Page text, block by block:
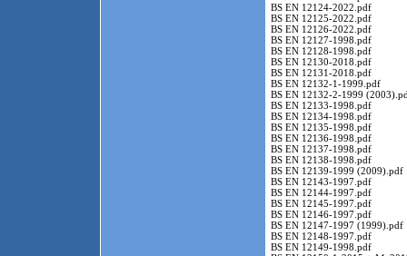
BS EN 12124-2022.pdf
BS EN 12125-2022.pdf
BS EN 12126-2022.pdf
BS EN 12127-1998.pdf
BS EN 12128-1998.pdf
BS EN 12130-2018.pdf
BS EN 12131-2018.pdf
BS EN 12132-1-1999.pdf
BS EN 12132-2-1999
BS EN 12133-1998.pdf
BS EN 12134-1998.pdf
BS EN 12135-1998.pdf
BS EN 12136-1998.pdf
BS EN 12137-1998.pdf
BS EN 12138-1998.pdf
BS EN 12139-1999 (2009).pdf
BS EN 12143-1997.pdf
BS EN 12144-1997.pdf
BS EN 12145-1997.pdf
BS EN 12146-1997.pdf
BS EN 12147-1997 (1999).pdf
BS EN 12148-1997.pdf
BS EN 12149-1998.pdf